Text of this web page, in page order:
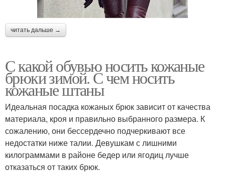
читать дальше →
С какой обувью носить кожаные
брюки зимой. С чем носить
кожаные штаны
Идеальная посадка кожаных брюк зависит от качества
материала, кроя и правильно выбранного размера. К
сожалению, они бессердечно подчеркивают все
недостатки ниже талии. Девушкам с лишними
килограммами в районе бедер или ягодиц лучше
отказаться от таких брюк.